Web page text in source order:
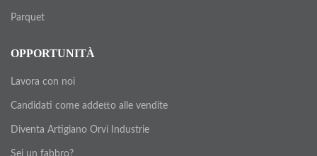
Parquet
OPPORTUNITÀ
Lavora con noi
Candidati come addetto alle vendite
Diventa Artigiano Orvi Industrie
Sei un fabbro?